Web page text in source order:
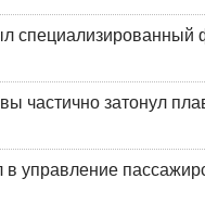
специализированный
частично затонул
управление